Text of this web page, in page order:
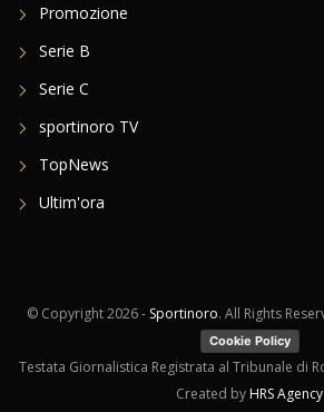
Promozione
Serie B
Serie C
sportinoro TV
TopNews
Ultim'ora
© Copyright2026 - Sportinoro. All Rights
Cookie Policy
Testata Giornalistica Registrata al Tribunale di
Created by HRS Agency